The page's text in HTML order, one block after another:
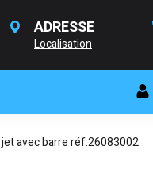
ADRESSE
Localisation
avec barre réf:26083002